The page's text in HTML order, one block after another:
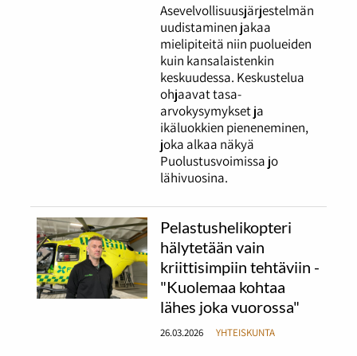
Asevelvollisuusjärjestelmän
uudistaminen jakaa
mielipiteitä niin puolueiden
kuin kansalaistenkin
keskuudessa. Keskustelua
ohjaavat tasa-
arvokysymykset ja
ikäluokkien pieneneminen,
joka alkaa näkyä
Puolustusvoimissa jo
lähivuosina.
Pelastushelikopteri
hälytetään vain
kriittisimpiin tehtäviin -
"Kuolemaa kohtaa
lähes joka vuorossa"
26.03.2026 YHTEISKUNTA